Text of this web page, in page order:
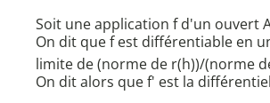
Soit une application f d'un ouvert
On dit que f est différentiable en
limite de (norme de r(h))/(norme
On dit alors que f' est la